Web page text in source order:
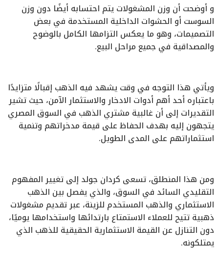
و أوضحت أن وزن المشغولات يتم احتسابه أيضًا دون وزن
السوست أو الحشوات الداخلية المستخدمة في بعض
التصميمات، وهو ما يعكس التزامها الكامل بالوضوح
والمصداقية في جميع مراحل البيع.
ويأتي هذا التوجه في وقت يشهد فيه الذهب إقبالًا متزايدًا
باعتباره أحد أهم أدوات الادخار والاستثمار الآمن، حيث تشير
التقديرات إلى أن غالبية مشتري الذهب في السوق المصري
يتجهون إليه بهدف الحفاظ على قيمة مدخراتهم وتنمية
استثماراتهم على المدى الطويل.
ومن هذا المنطلق، تسعى كردان جولد إلى تغيير المفهوم
التقليدي السائد في السوق، والذي يفصل بين الذهب
الاستثماري والذهب المستخدم للزينة، عبر تقديم مشغولات
ذهبية تتيح للعملاء الاستمتاع بارتدائها واستخدامها يوميًا،
دون التنازل عن القيمة الاستثمارية الحقيقية للذهب الذي
يمتلكونه.